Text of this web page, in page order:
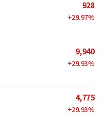
928
+29.97%
9,940
+29.93%
4,775
+29.93%